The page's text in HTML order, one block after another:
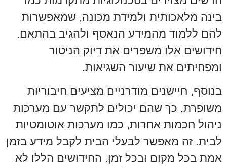
בינה מלאכותית ולמידת מכונה, שמאפשרות
להם ללמוד מהמידע הנאסף ולהגיב בהתאם.
חידושים אלו משפרים את דיוק הניטור
ומפחיתים את שיעור השגיאות.
בנוסף, חיישנים מודרניים מציעים חיבוריות
משופרת, כך שהם יכולים לתקשר עם מערכות
ניהול חכמות אחרות, כמו מערכות אוטומטיות
לבית. זה מאפשר לבעלי הבית לקבל מידע בזמן
אמת בכל מקום ובכל זמן. החידושים הללו לא